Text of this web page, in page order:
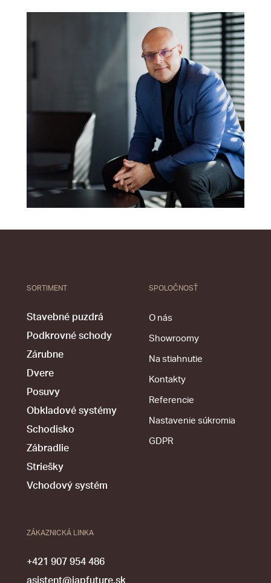
SORTIMENT
Stavebné puzdrá
Podkrovné schody
Zárubne
Dvere
Posuvy
Obkladové systémy
Schodisko
Zábradlie
Striešky
Vchodový systém
SPOLOČNOSŤ
O nás
Showroomy
Na stiahnutie
Kontakty
Referencie
Nastavenie súkromia
GDPR
ZÁKAZNICKÁ LINKA
+421 907 954 486
asistent@japfuture.sk